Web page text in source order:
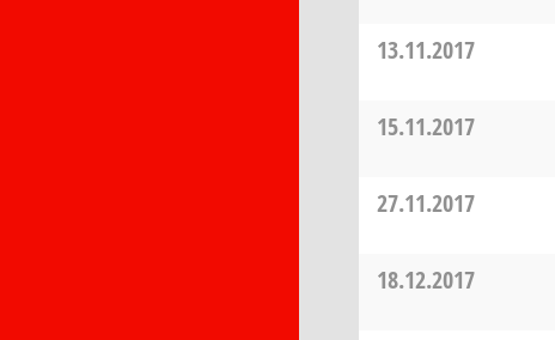
13.11.2017
15.11.2017
27.11.2017
18.12.2017